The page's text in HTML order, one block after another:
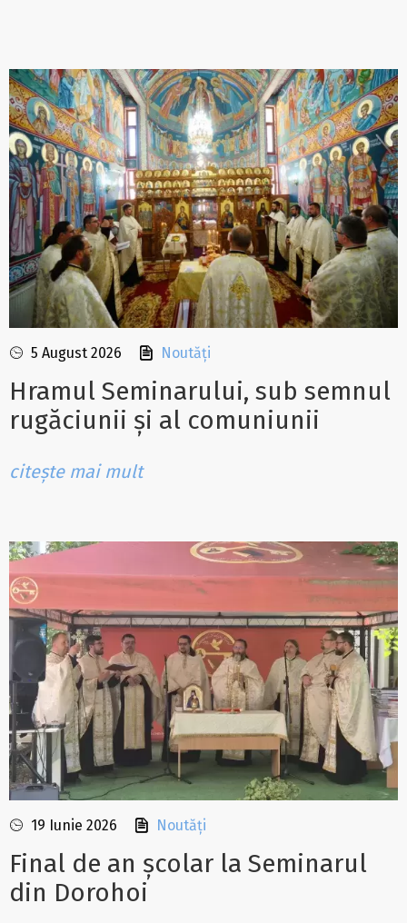
5 August 2026 Noutăți
Hramul Seminarului, sub semnul
rugăciunii și al comuniunii
citește mai mult
19 Iunie 2026 Noutăți
Final de an școlar la Seminarul
din Dorohoi